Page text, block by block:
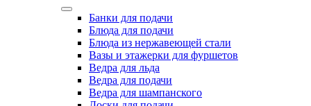
Банки для подачи
Блюда для подачи
Блюда из нержавеющей стали
Вазы и этажерки для фуршетов
Ведра для льда
Ведра для подачи
Ведра для шампанского